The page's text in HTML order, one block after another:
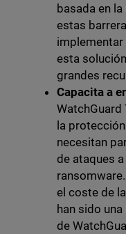
basada en
estas
esta
grandes
Capacita a
WatchGuard
la
necesitan
de ataques
el coste de
han sido
de